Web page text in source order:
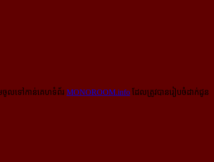
ចូលទៅកាន់​គេហទំព័រ MONOROOM.info ដែលត្រូវបានរៀបចំដាក់ជូន